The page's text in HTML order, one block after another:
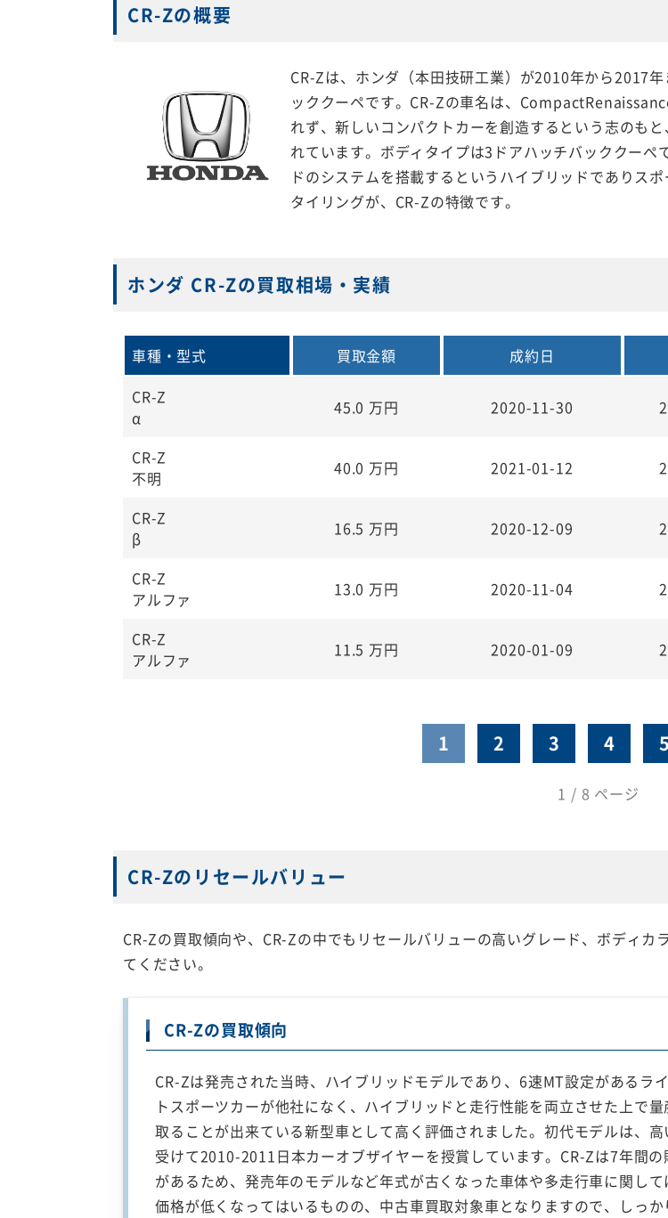
CR-Zの概要
CR-Zは、ホンダ（本田技研工業）が2010年から2017
ッククーペです。CR-Zの車名は、
れず、新しいコンパクトカーを創造するという志のも
れています。ボディタイプは3ドアハッチバッククー
ドのシステムを搭載するというハイブリッドでありス
タイリングが、CR-Zの特徴です。
ホンダ CR-Zの買取相場・実績
車種・型式 買取金額 成約日
CR-Z
α
45.0 万円 2020-11-30
CR-Z
不明
40.0 万円 2021-01-12
CR-Z
β
16.5 万円 2020-12-09
CR-Z
アルファ
13.0 万円 2020-11-04
CR-Z
アルファ
11.5 万円 2020-01-09
1 2 3 4 5
1 / 8 ページ
CR-Zのリセールバリュー
CR-Zの買取傾向や、CR-Zの中でもリセールバリューの高いグレード、ボディ
てください。
CR-Zの買取傾向
CR-Zは発売された当時、ハイブリッドモデルであり、6速MT設定があるラ
トスポーツカーが他社になく、ハイブリッドと走行性能を両立させた上で量
取ることが出来ている新型車として高く評価されました。初代モデルは、高
受けて2010-2011日本カーオブザイヤーを授賞しています。CR-Zは7年間の
があるため、発売年のモデルなど年式が古くなった車体や多走行車に関して
価格が低くなってはいるものの、中古車買取対象車となりますので、しっ